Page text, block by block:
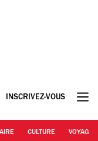
INSCRIVEZ-VOUS
CULTURE VOYAGE
de l'Opéra